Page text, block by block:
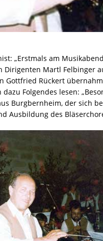
„Erstmals am
Martl Felbinger
Gottfried Rückert
Folgendes lesen:
Burgbernheim, der sich
Ausbildung des